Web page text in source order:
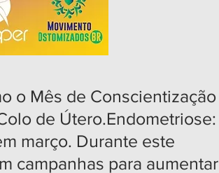
o Mês de Conscientização
de Útero.Endometriose:
março. Durante este
campanhas para aumentar